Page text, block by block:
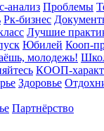
анализ Проблемы
Рк-бизнес
Лучшие
Юбилей Кооп-
молодежь!
КООП-
Здоровье
Партнёрство